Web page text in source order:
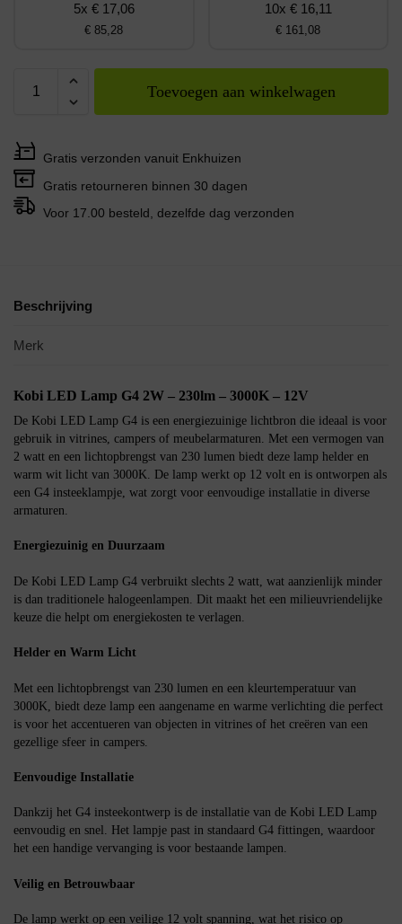
5x € 17,06
€ 85,28
10x € 16,11
€ 161,08
Toevoegen aan winkelwagen
Gratis verzonden vanuit Enkhuizen
Gratis retourneren binnen 30 dagen
Voor 17.00 besteld, dezelfde dag verzonden
Beschrijving
Merk
Kobi LED Lamp G4 2W – 230lm – 3000K – 12V
De Kobi LED Lamp G4 is een energiezuinige lichtbron die ideaal is voor
gebruik in vitrines, campers of meubelarmaturen. Met een vermogen van
2 watt en een lichtopbrengst van 230 lumen biedt deze lamp helder en
warm wit licht van 3000K. De lamp werkt op 12 volt en is ontworpen als
een G4 insteeklampje, wat zorgt voor eenvoudige installatie in diverse
armaturen.
Energiezuinig en Duurzaam
De Kobi LED Lamp G4 verbruikt slechts 2 watt, wat aanzienlijk minder
is dan traditionele halogeenlampen. Dit maakt het een milieuvriendelijke
keuze die helpt om energiekosten te verlagen.
Helder en Warm Licht
Met een lichtopbrengst van 230 lumen en een kleurtemperatuur van
3000K, biedt deze lamp een aangename en warme verlichting die perfect
is voor het accentueren van objecten in vitrines of het creëren van een
gezellige sfeer in campers.
Eenvoudige Installatie
Dankzij het G4 insteekontwerp is de installatie van de Kobi LED Lamp
eenvoudig en snel. Het lampje past in standaard G4 fittingen, waardoor
het een handige vervanging is voor bestaande lampen.
Veilig en Betrouwbaar
De lamp werkt op een veilige 12 volt spanning, wat het risico op